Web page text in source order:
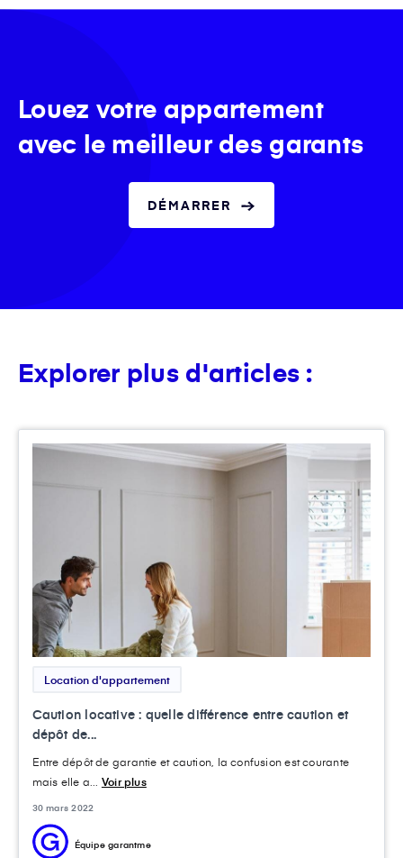
Louez votre appartement
avec le meilleur des garants
DÉMARRER
Explorer plus d'articles :
Location d'appartement
Caution locative : quelle différence entre caution et
dépôt de...
Entre dépôt de garantie et caution, la confusion est courante
mais elle a... Voir plus
30 mars 2022
Équipe garantme